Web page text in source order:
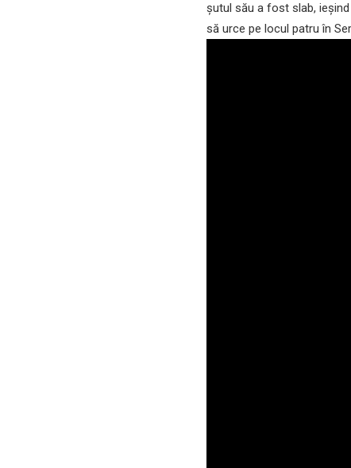
șutul său a fost slab,
să urce pe locul patru în